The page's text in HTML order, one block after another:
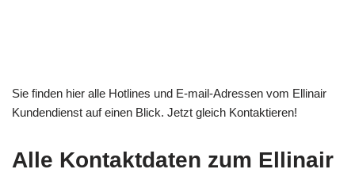
Sie finden hier alle Hotlines und E-mail-Adressen vom Ellinair
Kundendienst auf einen Blick. Jetzt gleich Kontaktieren!
Alle Kontaktdaten zum Ellinair